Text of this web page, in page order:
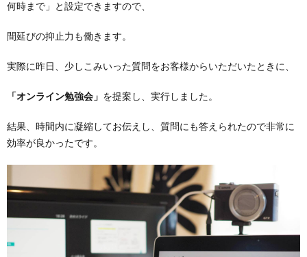
何時まで」と設定できますので、
間延びの抑止力も働きます。
実際に昨日、少しこみいった質問をお客様からいただいたときに、
「オンライン勉強会」 を提案し、実行しました。
結果、時間内に凝縮してお伝えし、質問にも答えられたので非常に
効率が良かったです。